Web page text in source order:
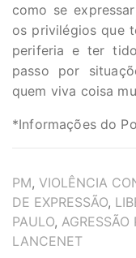
como se
os privilégios que
periferia e ter
passo por
quem viva coisa
*Informações do
TAGS
PM, VIOLÊNCIA
DE EXPRESSÃO,
PAULO, AGRESSÃO
LANCENET